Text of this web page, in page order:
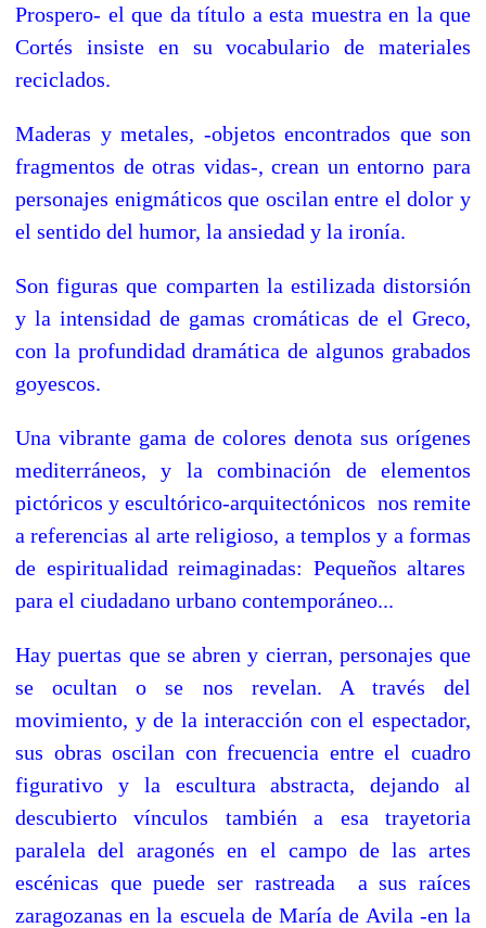
Prospero- el que da título a esta muestra en la que
Cortés insiste en su vocabulario de materiales
reciclados.
Maderas y metales, -objetos encontrados que son
fragmentos de otras vidas-, crean un entorno para
personajes enigmáticos que oscilan entre el dolor y
el sentido del humor, la ansiedad y la ironía.
Son figuras que comparten la estilizada distorsión
y la intensidad de gamas cromáticas de el Greco,
con la profundidad dramática de algunos grabados
goyescos.
Una vibrante gama de colores denota sus orígenes
mediterráneos, y la combinación de elementos
pictóricos y escultórico-arquitectónicos nos remite
a referencias al arte religioso, a templos y a formas
de espiritualidad reimaginadas: Pequeños altares
para el ciudadano urbano contemporáneo...
Hay puertas que se abren y cierran, personajes que
se ocultan o se nos revelan. A través del
movimiento, y de la interacción con el espectador,
sus obras oscilan con frecuencia entre el cuadro
figurativo y la escultura abstracta, dejando al
descubierto vínculos también a esa trayetoria
paralela del aragonés en el campo de las artes
escénicas que puede ser rastreada a sus raíces
zaragozanas en la escuela de María de Avila -en la